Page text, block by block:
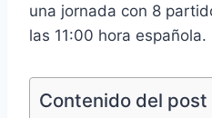
una jornada con 8
las 11:00 hora española.
Contenido del post